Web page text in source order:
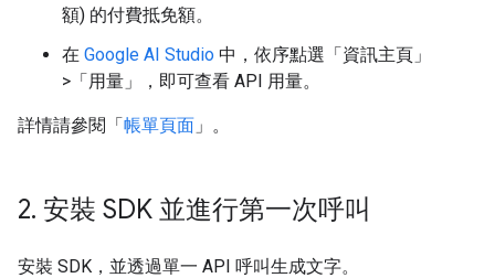
額) 的付費抵免額。
在 Google AI Studio 中，依序點選「資訊主頁」
>「用量」
，即可查看 API 用量。
詳情請參閱「帳單頁面 」。
2. 安裝 SDK 並進行第一次呼叫
安裝 SDK，並透過單一 API 呼叫生成文字。